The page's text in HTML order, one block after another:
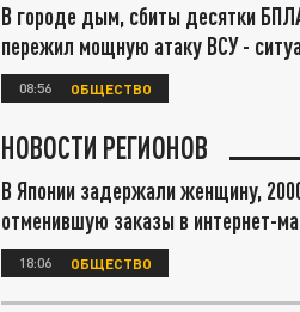
В городе дым, сбиты десятки
пережил мощную атаку ВСУ -
08:56 ОБЩЕСТВО
НОВОСТИ РЕГИОНОВ
В Японии задержали женщину,
отменившую заказы в интернет-
18:06 ОБЩЕСТВО